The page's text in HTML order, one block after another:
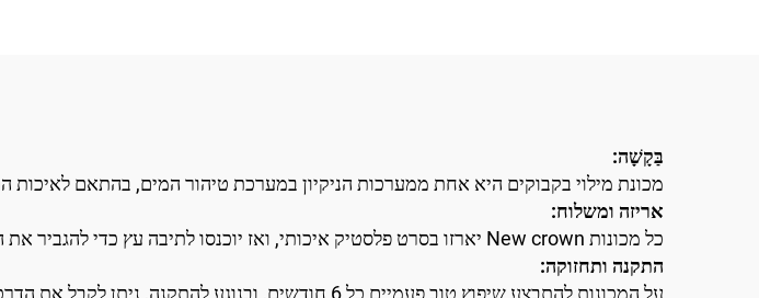
בַּקָשָׁה:
מכונת מילוי בקבוקים היא אחת ממערכות הניקיון במערכת טיהור המים, בהתאם
אריזה ומשלוח:
כל מכונות New crown יארזו בסרט פלסטיק איכותי, ואז יוכנסו לתיבה עץ כדי להגביר את ההתנגדות לקרע ולנזק.
התקנה ותחזוקה:
על המכונות להתבצע שיפוץ טוב פעמיים כל 6 חודשים, ובנוגע להתקנה, ניתן לקבל את הדרכה מ-Newcrown, או שנוכל לשלוח את המהנדסים שלנו כדי לעזור לך.